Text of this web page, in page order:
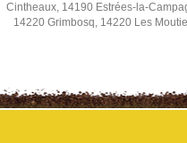
Cintheaux, 14190 Estrées-la-
14220 Grimbosq, 14220 Les